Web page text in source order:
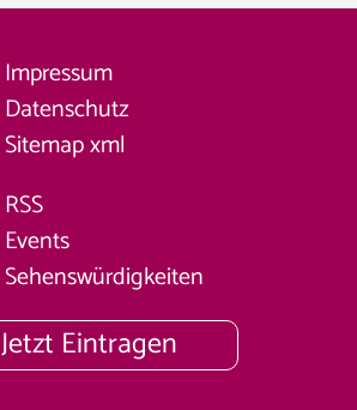
Impressum
Datenschutz
Sitemapxml
RSS
Events
Sehenswürdigkeiten
Jetzt Eintragen